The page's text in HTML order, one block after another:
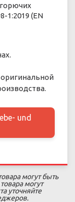
1:2019 (EN
und
могут быть
могут
уточняйте